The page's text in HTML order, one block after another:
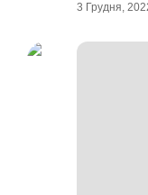
3 Грудня,